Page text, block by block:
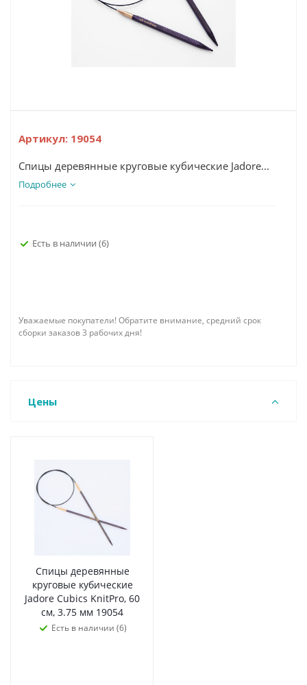
Артикул: 19054
Спицы деревянные круговые кубические Jadore...
Подробнее
Есть в наличии (6)
Уважаемые покупатели! Обратите внимание, средний срок
сборки заказов 3 рабочих дня!
Цены
Спицы деревянные
круговые кубические
Jadore Cubics KnitPro, 60
см, 3.75 мм 19054
Есть в наличии (6)